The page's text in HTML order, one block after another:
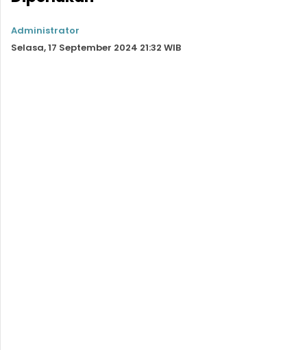
Administrator
Selasa, 17 September 2024 21:32 WIB